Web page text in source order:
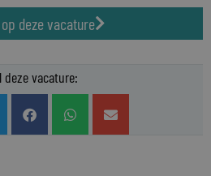
deze vacature
deze vacature: